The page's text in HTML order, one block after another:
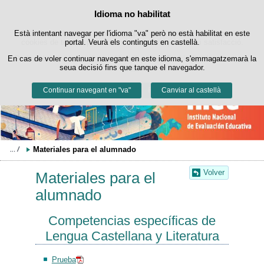
Política de cookies
Este lloc web utilitza cookies pròpies per a facilitar la navegació i
cookies de tercers per a obtindre estadístiques d'ús i satisfacció.
Podeu obtindre més informació en l'apartat "Cookies" del nostreavís
legal.
Acceptar Rebutjar
Idioma no habilitat
Està intentant navegar per l'idioma "va" però no està habilitat en este
portal. Veurà els continguts en castellà.
En cas de voler continuar navegant en este idioma, s'emmagatzemarà la
seua decisió fins que tanque el navegador.
Continuar navegant en "va" Canviar al castellà
Passar al contingut
Materiales para el alumnado
Volver
Materiales para el
alumnado
Competencias específicas de
Lengua Castellana y Literatura
Prueba